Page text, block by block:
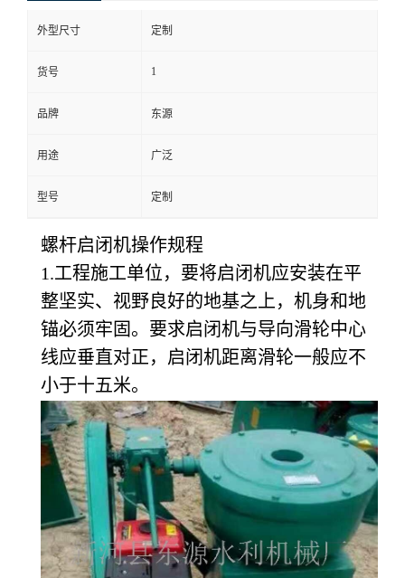
外型尺寸 定制
货号 1
品牌 东源
用途 广泛
型号 定制
螺杆启闭机操作规程
1.工程施工单位，要将启闭机应安装在平
整坚实、视野良好的地基之上，机身和地
锚必须牢固。要求启闭机与导向滑轮中心
线应垂直对正，启闭机距离滑轮一般应不
小于十五米。